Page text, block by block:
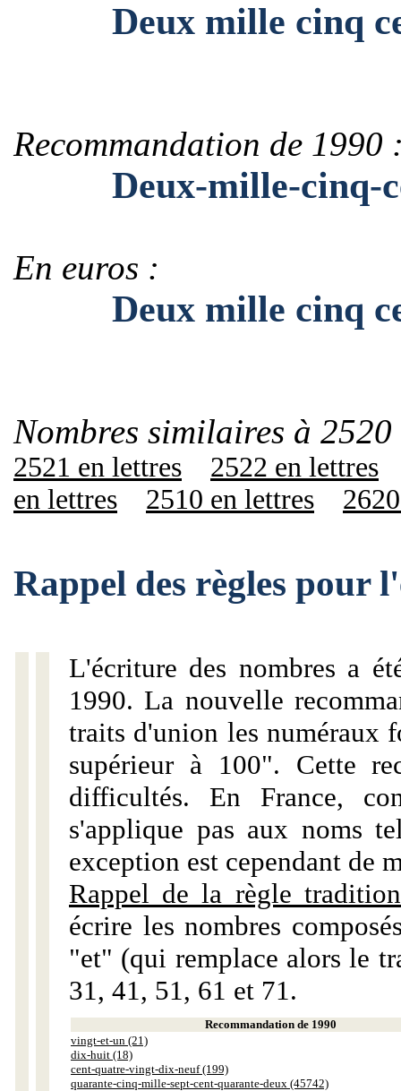
Deux mille cinq
Recommandation de 1990
Deux-mille-cinq-
En euros :
Deux mille cinq
Nombres similaires à
2521 en lettres
2522 en lettres
en lettres
2510 en lettres
Rappel des règles pour
L'écriture des nombres a
1990. La nouvelle
traits d'union les numéraux
supérieur à 100". Cette
difficultés. En France,
s'applique pas aux noms
exception est cependant de
Rappel de la règle
écrire les nombres
"et" (qui remplace alors le
31, 41, 51, 61 et 71.
Recommandation de 1990
vingt-et-un (21)
dix-huit (18)
cent-quatre-vingt-dix-neuf (199)
quarante-cinq-mille-sept-cent-quarante-deux (45742)